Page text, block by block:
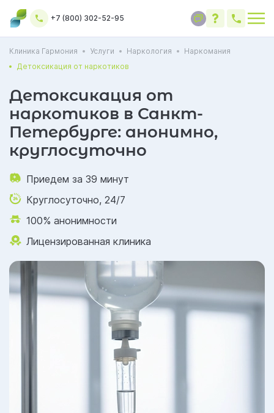
+7 (800) 302-52-95
Клиника Гармония Услуги Наркология
Наркомания
Детоксикация от наркотиков
Детоксикация от
наркотиков в Санкт-
Петербурге: анонимно,
круглосуточно
Приедем за 39 минут
Круглосуточно, 24/7
100% анонимности
Лицензированная клиника